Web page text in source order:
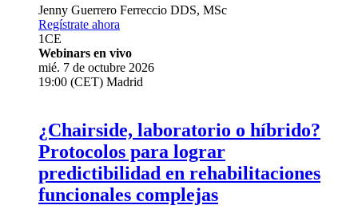
Jenny Guerrero Ferreccio DDS, MSc
Regístrate ahora
1CE
Webinars en vivo
mié. 7 de octubre 2026
19:00 (CET) Madrid
¿Chairside, laboratorio o híbrido?
Protocolos para lograr
predictibilidad en rehabilitaciones
funcionales complejas